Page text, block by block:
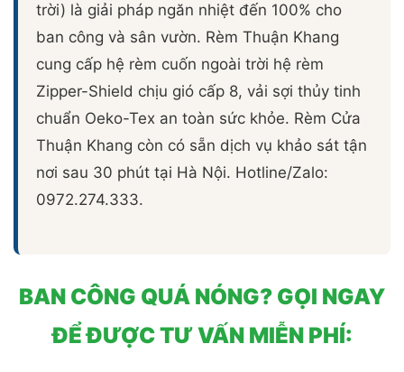
trời) là giải pháp ngăn nhiệt đến 100% cho
ban công và sân vườn. Rèm Thuận Khang
cung cấp hệ rèm cuốn ngoài trời hệ rèm
Zipper-Shield chịu gió cấp 8, vải sợi thủy tinh
chuẩn Oeko-Tex an toàn sức khỏe. Rèm Cửa
Thuận Khang còn có sẵn dịch vụ khảo sát tận
nơi sau 30 phút tại Hà Nội. Hotline/Zalo:
0972.274.333.
BAN CÔNG QUÁ NÓNG? GỌI NGAY
ĐỂ ĐƯỢC TƯ VẤN MIỄN PHÍ: